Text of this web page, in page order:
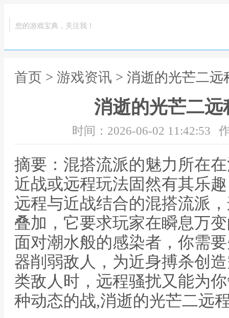
您的游戏宝典，关注我！
首页 > 游戏资讯 > 消逝的光芒二远
消逝的光芒二
时间：2026-06-02 11:42:53
摘要：混搭流派的魅力所在
近战或远程玩法固然有其乐
远程与近战结合的混搭流派
叠加，它要求玩家在瞬息万
面对潮水般的感染者，你需
器削弱敌人，为近身搏杀创
类敌人时，远程骚扰又能为
种动态的战,消逝的光芒二远